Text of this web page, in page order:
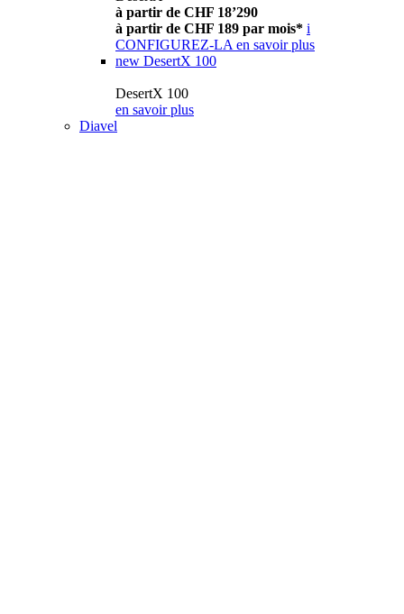
à partir de CHF 18’290
à partir de CHF 189 par mois* i
CONFIGUREZ-LA en savoir plus
new DesertX 100
DesertX 100
en savoir plus
Diavel